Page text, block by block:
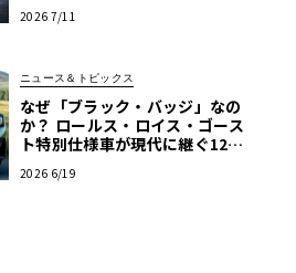
2026 7/11
ニュース＆トピックス
なぜ「ブラック・バッジ」なの
か？ ロールス・ロイス・ゴース
ト特別仕様車が現代に継ぐ120
2026 6/19